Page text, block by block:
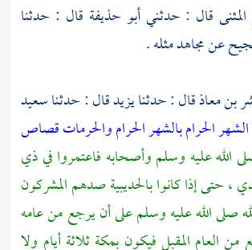
المثنى قال : حدثنيأبو حذيفة قال : حدثنا
عنمجاهدمثله .
بن معاذقال : حدثنايزيدقال : حدثناسعيد
الشهر الحرام بالشهر الحرام والحرمات قصاص
الله عليه وسلم وأصحابه فاعتمروا في ذي
، حتى إذا كانوابالحديبيةصدهم المشركون
صلى الله عليه وسلم على أن يرجع من عامه
العام المقبل فيكون بمكةثلاثة أيام ولا